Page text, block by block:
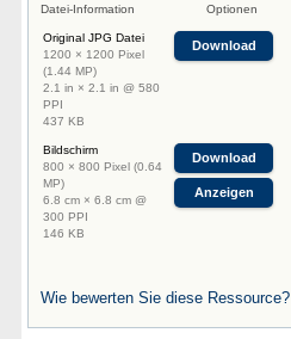
Datei-Information Optionen
Original JPG Datei
1200 × 1200 Pixel
(1.44 MP)
2.1 in × 2.1 in @ 580
PPI
437 KB
Download
Bildschirm
800 × 800 Pixel (0.64
MP)
6.8 cm × 6.8 cm @
300 PPI
146 KB
Download
Anzeigen
Wie bewerten Sie diese Ressource?